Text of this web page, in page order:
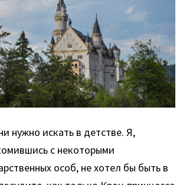
нужно искать в детстве. Я,
с некоторыми
особ, не хотел бы быть в